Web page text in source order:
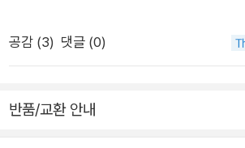
일종의 맨박스라고 설명한다. 남성들에게는
‘무대 뒤’ 자아가 모두 존재하며” 남사친과
진 빠지는 작업이 될 것이다.남자다움, 남성
‘너’는 다른 몸빛이지만, 숨빛으로는 나란히
서 우리말에서는 ‘나 + 너 = 우리’입니다. 우
마주하기에 ‘우리’입니다. 《들불여성문고 1
아》는 처음 나올 즈음 무척 눈길을 받고 손
공감 (3) 댓글 (0)
반품/교환 안내